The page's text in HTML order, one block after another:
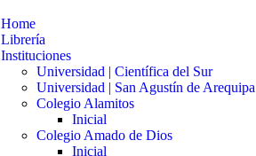
Home
Librería
Instituciones
Universidad | Científica del Sur
Universidad | San Agustín de Arequipa
Colegio Alamitos
Inicial
Colegio Amado de Dios
Inicial